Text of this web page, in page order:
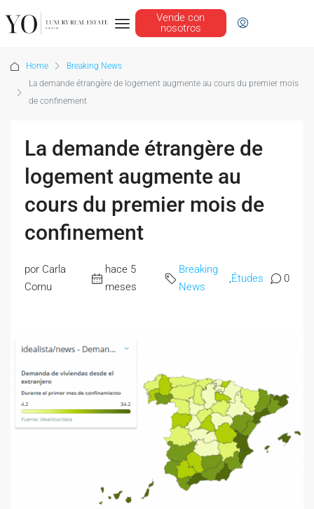
Vende con
nosotros
Home
Breaking News
La demande étrangère de logement augmente au cours du premier mois
de confinement
La demande étrangère de
logement augmente au
cours du premier mois de
confinement
por Carla
Cornu
hace 5
meses
Breaking
News
Études 0